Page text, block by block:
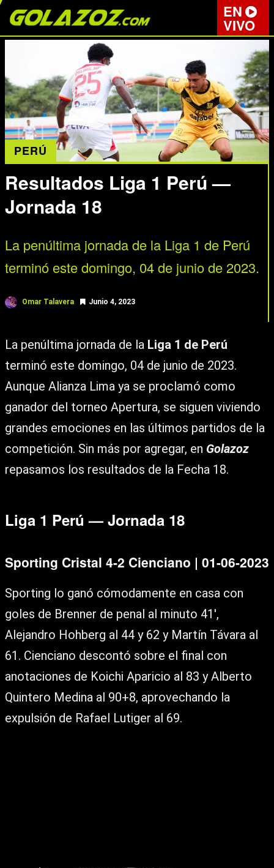
EN
VIVO
PERÚ
Resultados Liga 1 Perú —
Jornada 18
La penúltima jornada de la Liga 1 de Perú
terminó este domingo, 04 de junio de 2023.
Omar Talavera Junio 4, 2023
La penúltima jornada de la Liga 1 de Perú
terminó este domingo, 04 de junio de 2023.
Aunque Alianza Lima ya se proclamó como
ganador del torneo Apertura, se siguen viviendo
grandes emociones en las últimos partidos de la
competición. Sin más por agregar, en Golazoz
repasamos los resultados de la Fecha 18.
Liga 1 Perú — Jornada 18
Sporting Cristal 4-2 Cienciano | 01-06-2023
Sporting lo ganó cómodamente en casa con
goles de Brenner de penal al minuto 41′,
Alejandro Hohberg al 44 y 62 y Martín Távara al
61. Cienciano descontó sobre el final con
anotaciones de Koichi Aparicio al 83 y Alberto
Quintero Medina al 90+8, aprovechando la
expulsión de Rafael Lutiger al 69.